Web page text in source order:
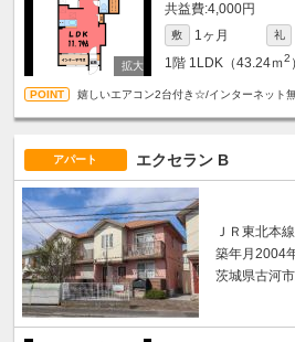
4,000円
敷 1ヶ月 礼
1階 1LDK（43.24ｍ2 ）
嬉しいエアコン2台付き☆/インターネット
アパート エクセラン B
ＪＲ東北本線
築年月2004
茨城県古河